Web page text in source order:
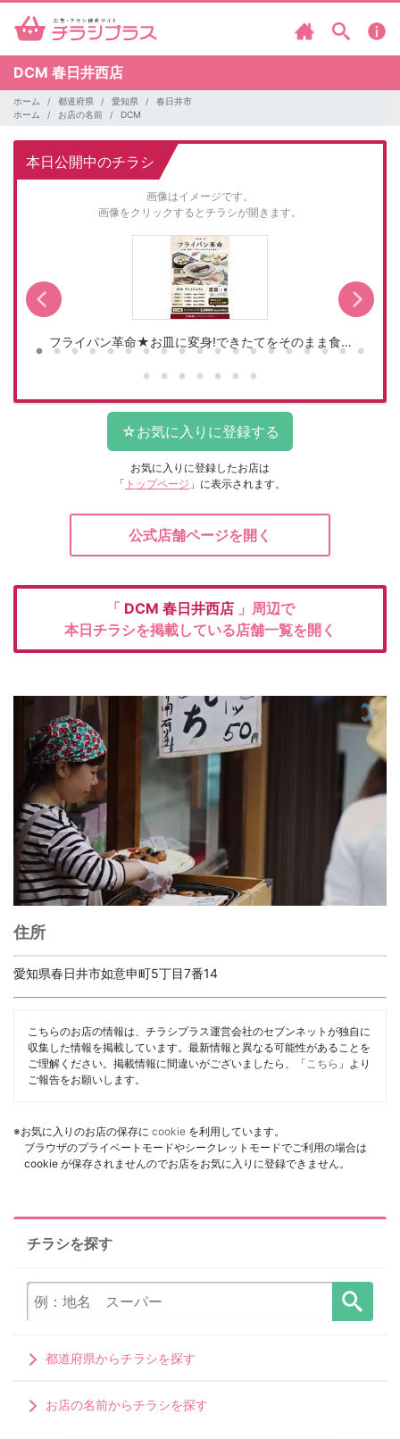
DCM 春日井西店
ホーム 都道府県 愛知県
春日井市
ホーム
お店の名前 DCM
本日公開中のチラシ
画像はイメージです。
画像をクリックするとチラシが開きます。
フライパン革命★お皿に変身!できたてをそのまま食…
お気に入りに登録したお店は
「 トップページ 」に表示されます。
公式店舗ページを開く
「 DCM 春日井西店 」周辺で
本日チラシを掲載している店舗一覧を開く
住所
愛知県春日井市如意申町5丁目7番14
こちらのお店の情報は、チラシプラス運営会社のセブンネットが独自に
収集した情報を掲載しています。最新情報と異なる可能性があることを
ご理解ください。掲載情報に間違いがございましたら、「 こちら 」より
ご報告をお願いします。
※お気に入りのお店の保存に cookie を利用しています。
ブラウザのプライベートモードやシークレットモードでご利用の場合は
cookie が保存されませんのでお店をお気に入りに登録できません。
チラシを探す
都道府県からチラシを探す
お店の名前からチラシを探す